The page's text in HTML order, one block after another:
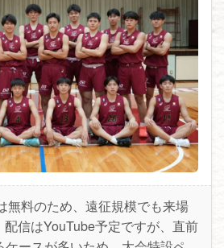
無料のため、遠征規模でも来場
配信はYouTube予定ですが、直前